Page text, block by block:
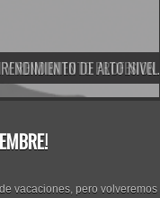
NUEVAS ZAPATILLAS VAN RYSEL RCR ROUBAIX: RIGIDEZ, PRECISIÓN Y RENDIMIENTO PROFESIONAL PARA CARRETERA
vacaciones, pero volveremos